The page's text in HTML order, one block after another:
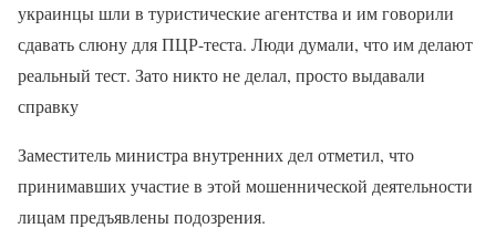
украинцы шли в туристические агентства и им говорили
сдавать слюну для ПЦР-теста. Люди думали, что им делают
реальный тест. Зато никто не делал, просто выдавали
справку
Заместитель министра внутренних дел отметил, что
принимавших участие в этой мошеннической деятельности
лицам предъявлены подозрения.